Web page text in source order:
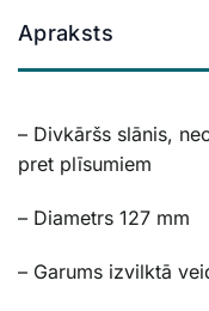
Apraksts
– Divkāršs slānis,
pret plīsumiem
– Diametrs 127 mm
– Garums izvilktā